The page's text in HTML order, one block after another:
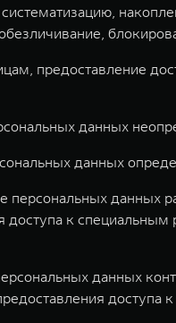
предоставление
данных
данных
персональных
доступа к
данных